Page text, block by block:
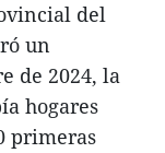
del
un
de 2024, la
hogares
primeras